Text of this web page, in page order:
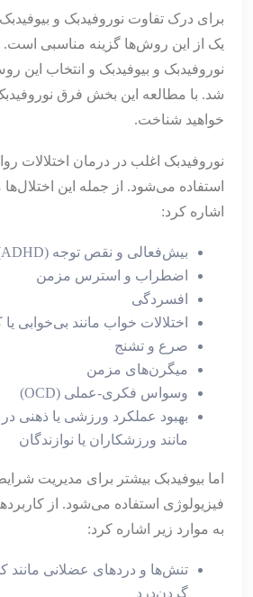
برای درک تفاوت نوروفیدبک و بیوفیدبک
یک از این روش‌ها گزینه مناسبی است.
نوروفیدبک و بیوفیدبک و انتخاب این
شد. با مطالعه این بخش فرق نوروفیدبک
خواهید شناخت.
نوروفیدبک اغلب در درمان اختلالات
استفاده می‌شود. از جمله این اختلال‌ها
اشاره کرد:
بیش‌فعالی و نقص توجه (ADHD)
اضطراب و استرس مزمن
افسردگی
اختلالات خواب مانند بی‌خوابی
صرع و تشنج
میگرن‌های مزمن
وسواس فکری-عملی (OCD)
بهبود عملکرد ورزشی یا ذهنی
مانند ورزشکاران یا نوازندگان
اما بیوفیدبک بیشتر برای مدیریت
فیزیولوژی استفاده می‌شود. از
به موارد زیر اشاره کرد:
تنش‌ها و دردهای عضلانی مانند
گردن‌درد